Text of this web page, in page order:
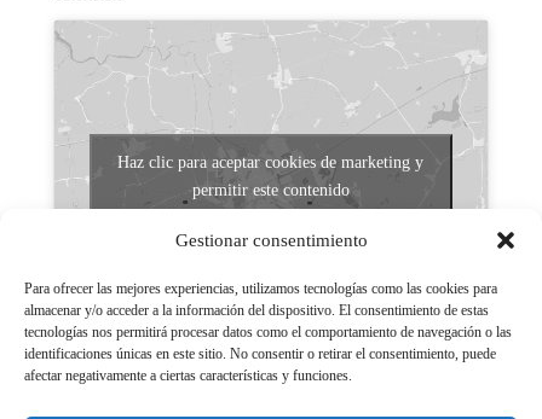
Gestionar consentimiento
Para ofrecer las mejores experiencias, utilizamos tecnologías como las cookies para
almacenar y/o acceder a la información del dispositivo. El consentimiento de estas
tecnologías nos permitirá procesar datos como el comportamiento de navegación o las
identificaciones únicas en este sitio. No consentir o retirar el consentimiento, puede
afectar negativamente a ciertas características y funciones.
Haz clic para aceptar cookies de marketing y
permitir este contenido
Aviso legal